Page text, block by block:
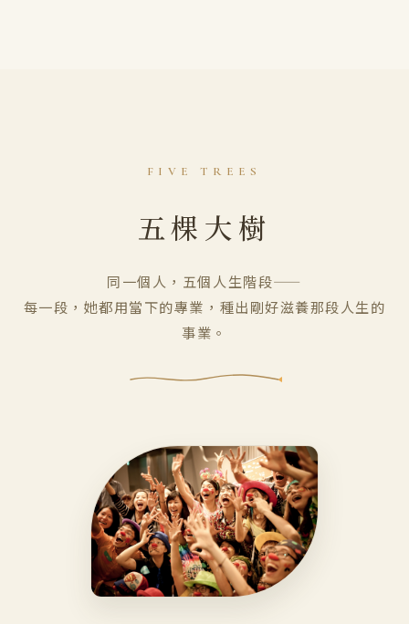
FIVE TREES
五棵大樹
同一個人，五個人生階段——
每一段，她都用當下的專業，種出剛好滋養那段人生的
事業。